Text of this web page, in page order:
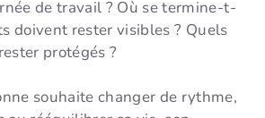
de travail ? Où se termine-t-
doivent rester visibles ? Quels
protégés ?
souhaite changer de rythme,